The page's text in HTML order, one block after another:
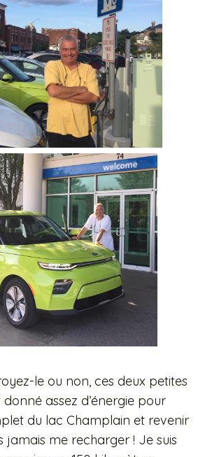
le ou non, ces deux petites
assez d’énergie pour
du lac Champlain et revenir
jamais me recharger ! Je suis